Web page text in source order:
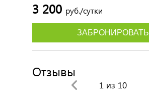
3 200 руб./сутки
ЗАБРОНИРОВАТЬ
Отзывы
1из 10